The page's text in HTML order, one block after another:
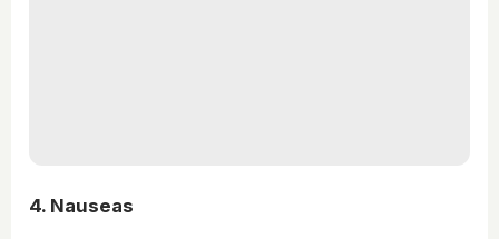
4. Nauseas